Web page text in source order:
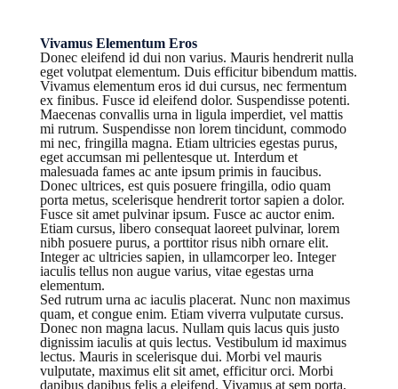
Vivamus Elementum Eros
Donec eleifend id dui non varius. Mauris hendrerit nulla
eget volutpat elementum. Duis efficitur bibendum mattis.
Vivamus elementum eros id dui cursus, nec fermentum
ex finibus. Fusce id eleifend dolor. Suspendisse potenti.
Maecenas convallis urna in ligula imperdiet, vel mattis
mi rutrum. Suspendisse non lorem tincidunt, commodo
mi nec, fringilla magna. Etiam ultricies egestas purus,
eget accumsan mi pellentesque ut. Interdum et
malesuada fames ac ante ipsum primis in faucibus.
Donec ultrices, est quis posuere fringilla, odio quam
porta metus, scelerisque hendrerit tortor sapien a dolor.
Fusce sit amet pulvinar ipsum. Fusce ac auctor enim.
Etiam cursus, libero consequat laoreet pulvinar, lorem
nibh posuere purus, a porttitor risus nibh ornare elit.
Integer ac ultricies sapien, in ullamcorper leo. Integer
iaculis tellus non augue varius, vitae egestas urna
elementum.
Sed rutrum urna ac iaculis placerat. Nunc non maximus
quam, et congue enim. Etiam viverra vulputate cursus.
Donec non magna lacus. Nullam quis lacus quis justo
dignissim iaculis at quis lectus. Vestibulum id maximus
lectus. Mauris in scelerisque dui. Morbi vel mauris
vulputate, maximus elit sit amet, efficitur orci. Morbi
dapibus dapibus felis a eleifend. Vivamus at sem porta,